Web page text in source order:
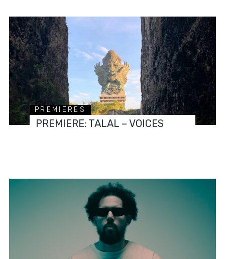
PREMIERES
PREMIERE: TALAL – VOICES